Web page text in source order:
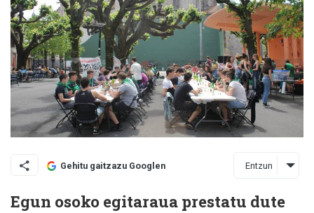
Gehitu gaitzazu Googlen Entzun
Egun osoko egitaraua prestatu dute